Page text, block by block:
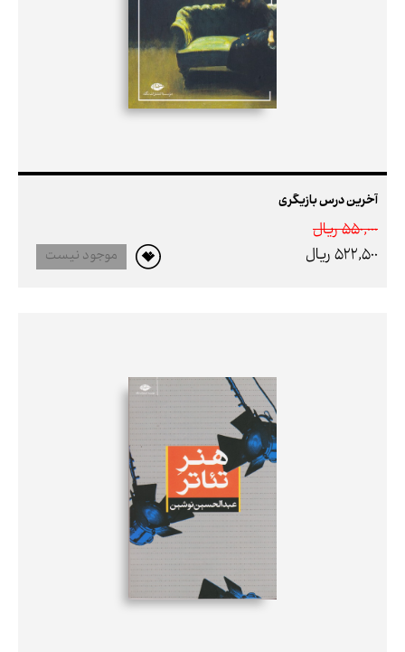
آخرین درس بازیگری
550,000 ريال
522,500 ريال
موجود نیست